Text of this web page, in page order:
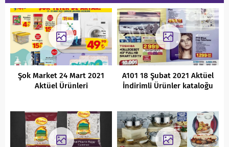
Şok Market 24 Mart 2021
Aktüel Ürünleri
A101 18 Şubat 2021 Aktüel
İndirimli Ürünler kataloğu